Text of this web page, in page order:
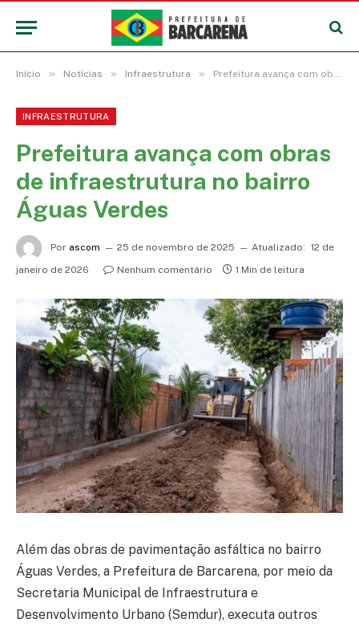
Início » Notícias » Infraestrutura » Prefeitura avança com obras de infraestrutura no bairro Águas Verdes
INFRAESTRUTURA
Prefeitura avança com obras
de infraestrutura no bairro
Águas Verdes
Por ascom 25 de novembro de 2025 Atualizado: 12 de
janeiro de 2026
Nenhum comentário 1 Min de leitura
Além das obras de pavimentação asfáltica no bairro
Águas Verdes, a Prefeitura de Barcarena, por meio da
Secretaria Municipal de Infraestrutura e
Desenvolvimento Urbano (Semdur), executa outros